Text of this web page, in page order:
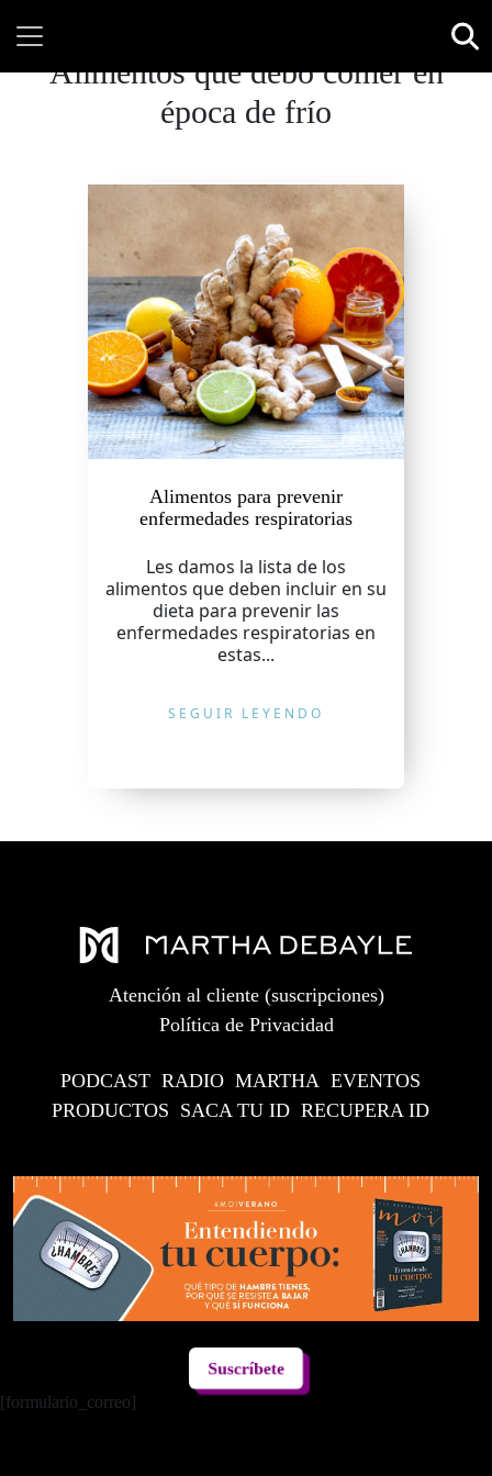
Alimentos que debo comer en
época de frío
Alimentos para prevenir
enfermedades respiratorias
Les damos la lista de los
alimentos que deben incluir en su
dieta para prevenir las
enfermedades respiratorias en
estas...
SEGUIR LEYENDO
Atención al cliente (suscripciones)
Política de Privacidad
PODCAST RADIO MARTHA EVENTOS
PRODUCTOS SACA TU ID RECUPERA ID
Suscríbete
[formulario_correo]